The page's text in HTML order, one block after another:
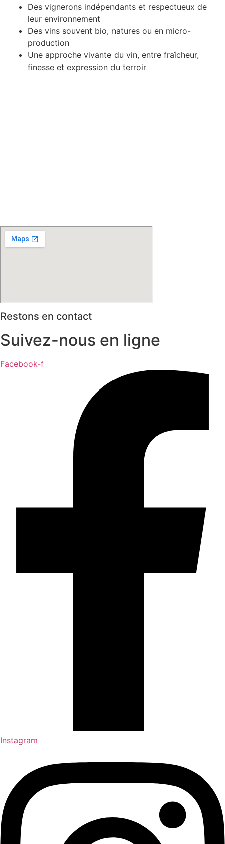
Des vignerons indépendants et respectueux de
leur environnement
Des vins souvent bio, natures ou en micro-
production
Une approche vivante du vin, entre fraîcheur,
finesse et expression du terroir
Restons en contact
Suivez-nous en ligne
Facebook-f
Instagram